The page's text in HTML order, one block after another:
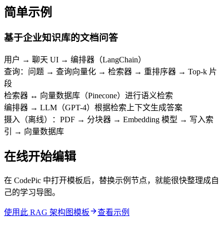
简单示例
基于企业知识库的文档问答
用户 → 聊天 UI → 编排器（LangChain）
查询：问题 → 查询向量化 → 检索器 → 重排序器 → Top-k 片
段
检索器 ↔ 向量数据库（Pinecone）进行语义检索
编排器 → LLM（GPT-4）根据检索上下文生成答案
摄入（离线）：PDF → 分块器 → Embedding 模型 → 写入索
引 → 向量数据库
在线开始编辑
在 CodePic 中打开模板后，替换示例节点，就能很快整理成自
己的学习导图。
使用此 RAG 架构图模板 查看示例